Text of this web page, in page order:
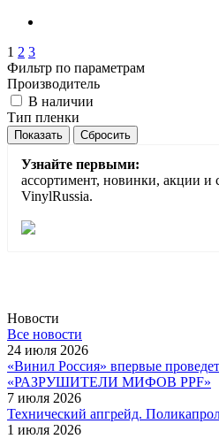
1 2 3
Фильтр по параметрам
Производитель
В наличии
Тип пленки
Сбросить
Узнайте первыми:
ассортимент, новинки, акции и
VinylRussia.
Новости
Все новости
24 июля 2026
«Винил Россия» впервые
«РАЗРУШИТЕЛИ МИФОВ PPF»
7 июля 2026
Технический апгрейд.
1 июля 2026